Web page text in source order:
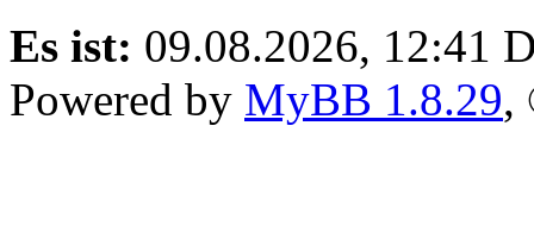
Es ist: 09.08.2026, 12:41
Powered by MyBB 1.8.29,